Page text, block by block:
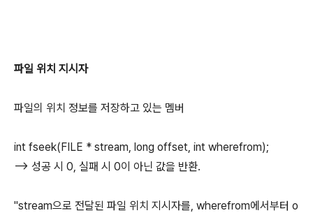
파일 위치 지시자
파일의 위치 정보를 저장하고 있는 멤버
int fseek(FILE * stream, long offset, int wherefrom);
--> 성공 시 0, 실패 시 0이 아닌 값을 반환.
"stream으로 전달된 파일 위치 지시자를, wherefrom에서부터 o